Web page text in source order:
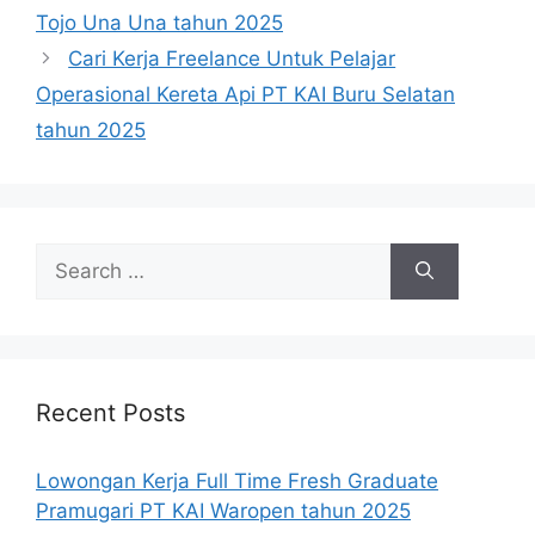
Tojo Una Una tahun 2025
Cari Kerja Freelance Untuk Pelajar
Operasional Kereta Api PT KAI Buru Selatan
tahun 2025
for:
Recent Posts
Lowongan Kerja Full Time Fresh Graduate
Pramugari PT KAI Waropen tahun 2025